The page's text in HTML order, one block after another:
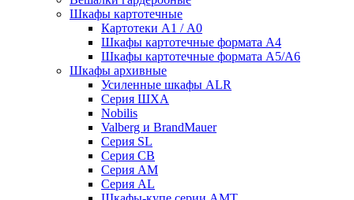
Шкафы картотечные
Картотеки А1 / А0
Шкафы картотечные формата А4
Шкафы картотечные формата А5/А6
Шкафы архивные
Усиленные шкафы ALR
Серия ШХА
Nobilis
Valberg и BrandMauer
Cерия SL
Серия СВ
Серия АМ
Серия AL